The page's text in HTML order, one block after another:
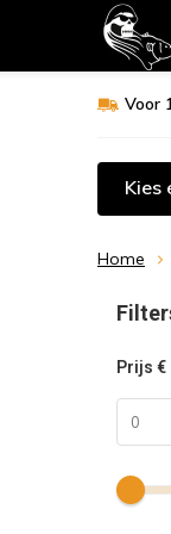
Voor
Kies
Home
Prijs €